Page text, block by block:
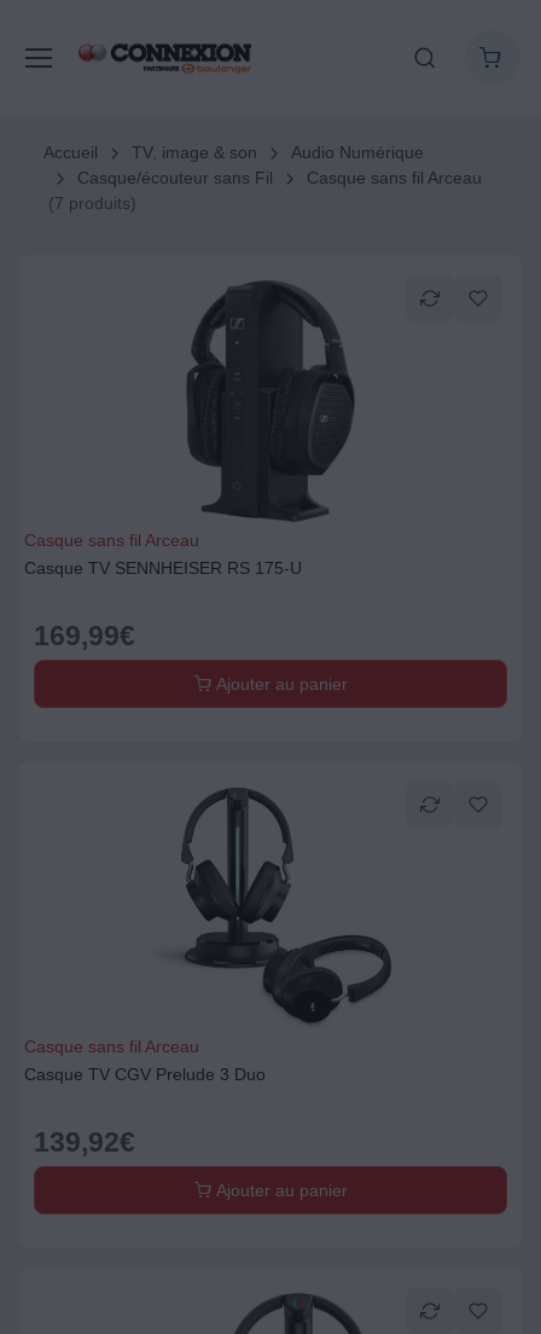
Accueil TV, image & son
Audio Numérique
Casque/écouteur sans Fil
Casque sans fil Arceau
(7 produits)
Casque sans fil Arceau
Casque TV SENNHEISER RS 175-U
169,99€
Ajouter au panier
Casque sans fil Arceau
Casque TV CGV Prelude 3 Duo
139,92€
Ajouter au panier